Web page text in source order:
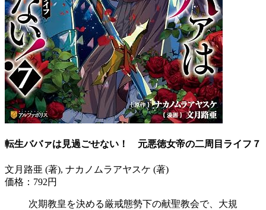
転生ババァは見過ごせない！ 元悪徳女帝の二周目ライフ７
文月路亜 (著), ナカノムラアヤスケ (著)
価格：792円
次期教皇を決める厳戒態勢下の献聖教会で、大規